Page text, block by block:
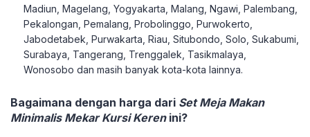
Madiun, Magelang, Yogyakarta, Malang, Ngawi, Palembang,
Pekalongan, Pemalang, Probolinggo, Purwokerto,
Jabodetabek, Purwakarta, Riau, Situbondo, Solo, Sukabumi,
Surabaya, Tangerang, Trenggalek, Tasikmalaya,
Wonosobo dan masih banyak kota-kota lainnya.
Bagaimana dengan harga dari Set Meja Makan
Minimalis Mekar Kursi Kerenini?